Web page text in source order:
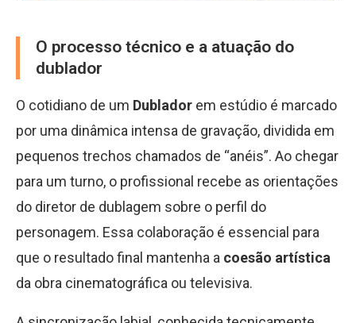
O processo técnico e a atuação do
dublador
O cotidiano de um Dublador em estúdio é marcado
por uma dinâmica intensa de gravação, dividida em
pequenos trechos chamados de “anéis”. Ao chegar
para um turno, o profissional recebe as orientações
do diretor de dublagem sobre o perfil do
personagem. Essa colaboração é essencial para
que o resultado final mantenha a coesão artística
da obra cinematográfica ou televisiva.